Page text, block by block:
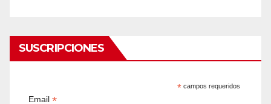
SUSCRIPCIONES
* campos requeridos
Email*